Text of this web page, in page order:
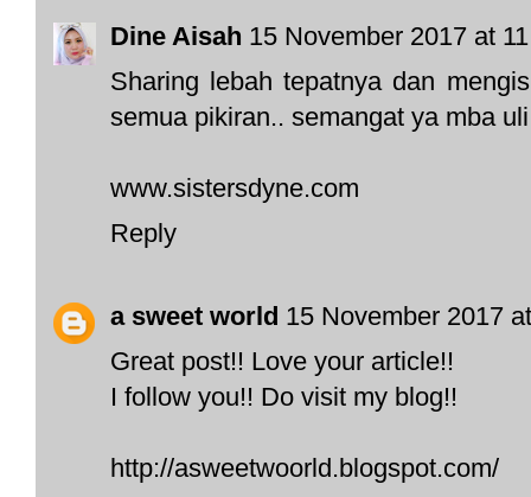
Dine Aisah 15 November 2017 at
Sharing lebah tepatnya dan
semua pikiran.. semangat ya mba
www.sistersdyne.com
Reply
a sweet world 15 November 2017
Great post!! Love your article!!
I follow you!! Do visit my blog!!
http://asweetwoorld.blogspot.com/